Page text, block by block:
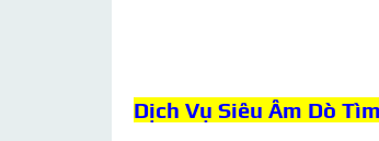
Dịch Vụ Siêu Âm Dò